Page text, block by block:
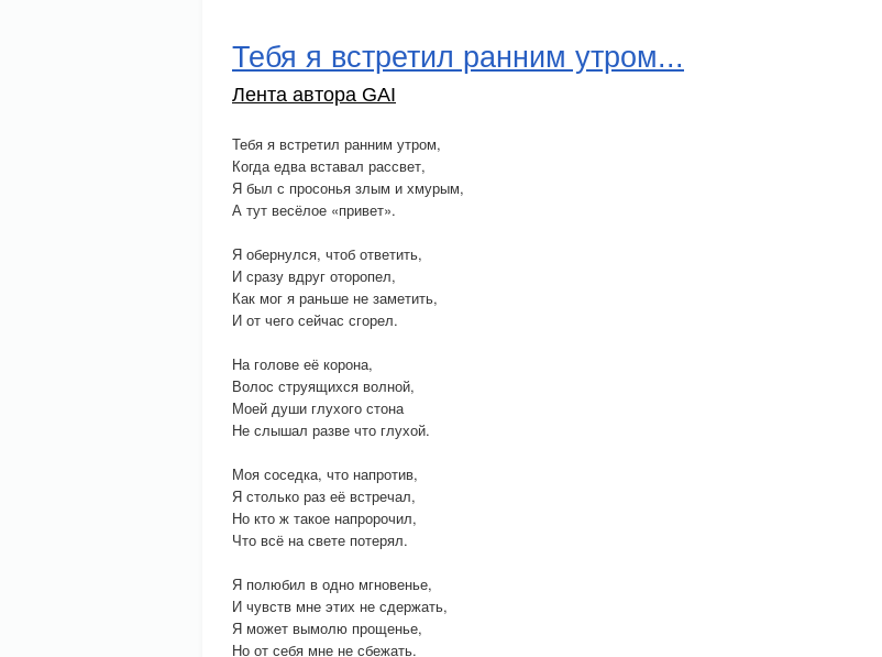
Тебя я встретил ранним утром...
Лента автора GAI
Тебя я встретил ранним утром,
Когда едва вставал рассвет,
Я был с просонья злым и хмурым,
А тут весёлое «привет».
Я обернулся, чтоб ответить,
И сразу вдруг оторопел,
Как мог я раньше не заметить,
И от чего сейчас сгорел.
На голове её корона,
Волос струящихся волной,
Моей души глухого стона
Не слышал разве что глухой.
Моя соседка, что напротив,
Я столько раз её встречал,
Но кто ж такое напророчил,
Что всё на свете потерял.
Я полюбил в одно мгновенье,
И чувств мне этих не сдержать,
Я может вымолю прощенье,
Но от себя мне не сбежать.